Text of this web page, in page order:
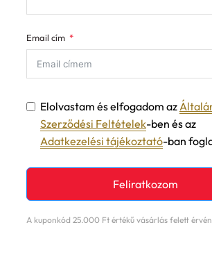
Email cím
Elolvastam és elfogadom az
Szerződési Feltételek-ben és az
Adatkezelési tájékoztató-ban
Feliratkozom
A kuponkód 25.000 Ft értékű vásárlás felett